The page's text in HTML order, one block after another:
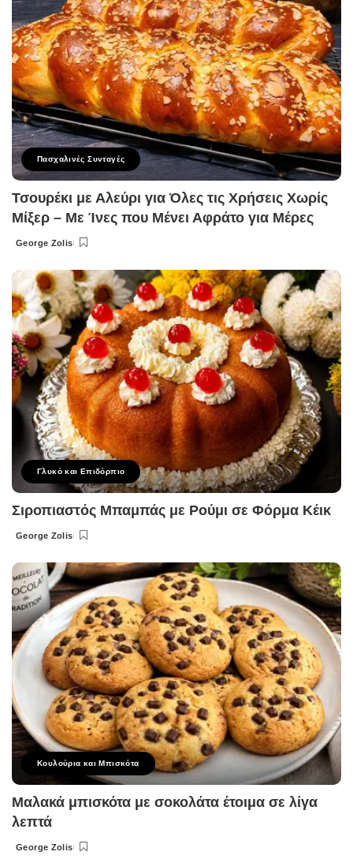
Πασχαλινές Συνταγές
Τσουρέκι με Αλεύρι για Όλες τις Χρήσεις Χωρίς
Μίξερ – Με Ίνες που Μένει Αφράτο για Μέρες
Posted
George Zolis
Γλυκό και Επιδόρπιο
Σιροπιαστός Μπαμπάς με Ρούμι σε Φόρμα Κέικ
Posted
George Zolis
Κουλούρια και Μπισκότα
Μαλακά μπισκότα με σοκολάτα έτοιμα σε λίγα
λεπτά
Posted
George Zolis